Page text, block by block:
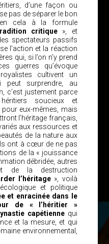
d’une façon ou
pas de séparer le bon
en cela à la formule
critique», et
spectateurs passifs
l’action et la réaction
qui, si l’on n’y prend
guerres qu’évoque
cultivent un
peut surprendre, au
c’est justement parce
soucieux et
eux-mêmes, mais
l’héritage français,
aux ressources et
de la nature aux
ont à cœur de ne pas
de la « jouissance
débridée, autres
de la destruction
l’héritage », voilà
et politique
et enracinée dans le
de « l’héritier »
capétiennequi
et la mesure, et qui
environnemental,